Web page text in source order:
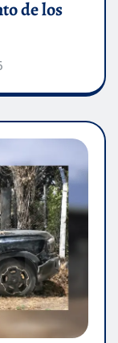
de los